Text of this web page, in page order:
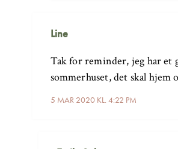
Line
5 MAR 2020 KL. 4:22 PM
Tak for reminder, jeg har et
sommerhuset, det skal hjem